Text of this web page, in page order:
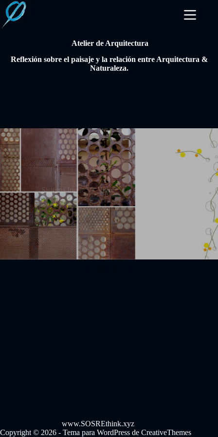
Saltar
contenido
Atelier de Arquitectura
Reflexión sobre el paisaje y la relación entre Arquitectura &
Naturaleza.
Sistema Inerte Vs Vivo
www.SOSREthink.xyz
Copyright © 2026 - Tema para WordPress de CreativeThemes